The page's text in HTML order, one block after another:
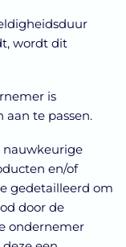
wordt dit
is
te passen.
nauwkeurige
en/of
gedetailleerd om
door de
ondernemer